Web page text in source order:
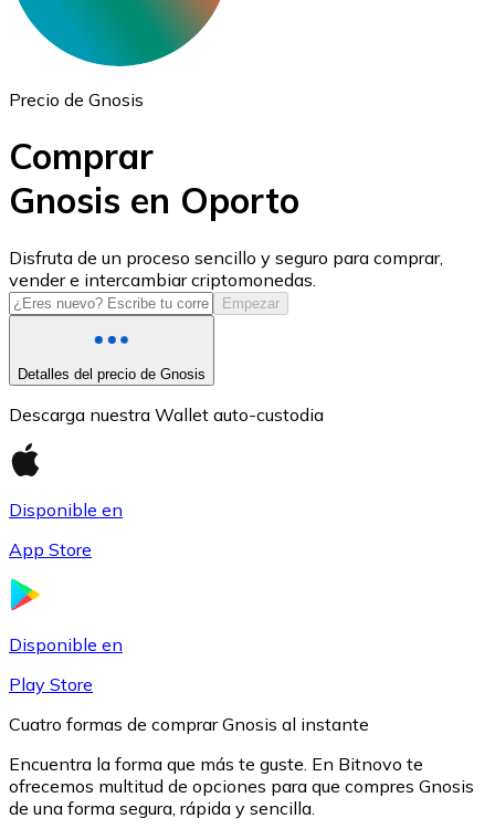
USD Coin
USDC
Precio de Gnosis
Comprar
Gnosis en Oporto
Disfruta de un proceso sencillo y seguro para comprar,
vender e intercambiar criptomonedas.
Empezar
Detalles del precio de Gnosis
Descarga nuestra Wallet auto-custodia
Disponible en
App Store
Disponible en
Play Store
Cuatro formas de comprar Gnosis al instante
Encuentra la forma que más te guste. En Bitnovo te
ofrecemos multitud de opciones para que compres Gnosis
de una forma segura, rápida y sencilla.